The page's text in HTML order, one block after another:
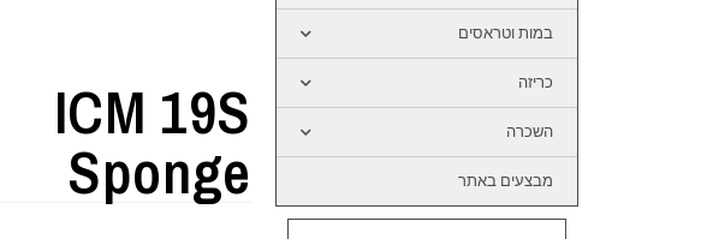
במות וטראסים
כריזה
השכרה
מבצעים באתר
ICM 19S
Sponge